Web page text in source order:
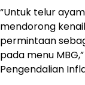
“Untuk telur
mendorong
permintaan
pada menu
Pengendalian